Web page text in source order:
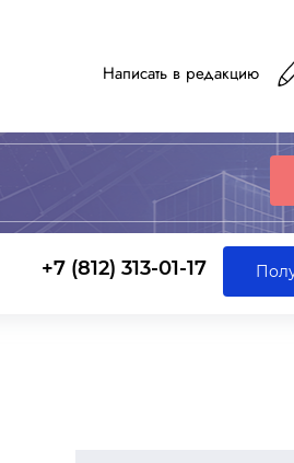
Написать в редакцию
+7 (812) 313-01-17